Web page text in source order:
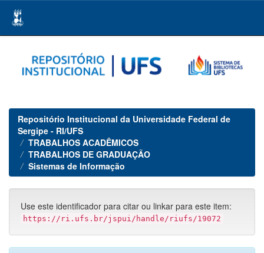
navigation
Repositório Institucional da Universidade Federal de
Sergipe - RI/UFS
TRABALHOS ACADÊMICOS
TRABALHOS DE GRADUAÇÃO
Sistemas de Informação
Use este identificador para citar ou linkar para este item:
https://ri.ufs.br/jspui/handle/riufs/19072